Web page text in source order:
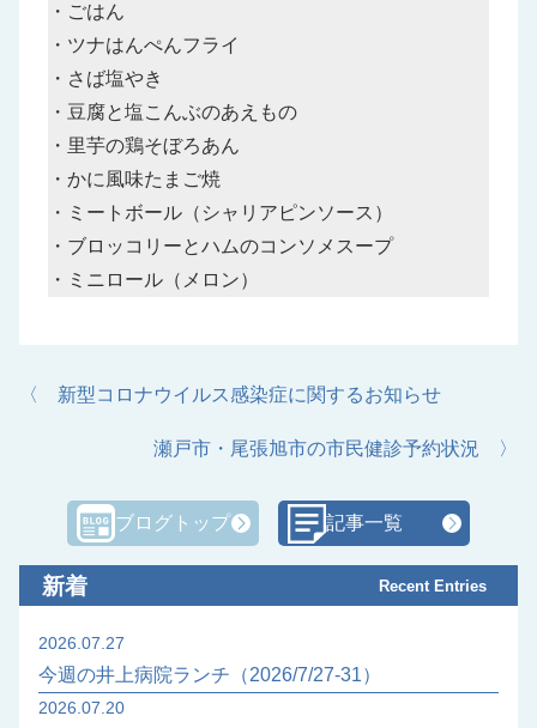
・ごはん
・ツナはんぺんフライ
・さば塩やき
・豆腐と塩こんぶのあえもの
・里芋の鶏そぼろあん
・かに風味たまご焼
・ミートボール（シャリアピンソース）
・ブロッコリーとハムのコンソメスープ
・ミニロール（メロン）
〈 新型コロナウイルス感染症に関するお知らせ
瀬戸市・尾張旭市の市民健診予約状況 〉
ブログトップ 記事一覧
新着 Recent Entries
2026.07.27
今週の井上病院ランチ（2026/7/27-31）
2026.07.20